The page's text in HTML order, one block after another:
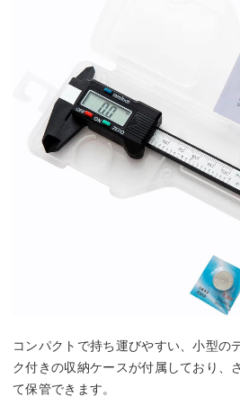
コンパクトで持ち運びやすい、小型の
ク付きの収納ケースが付属しており、
て保管できます。